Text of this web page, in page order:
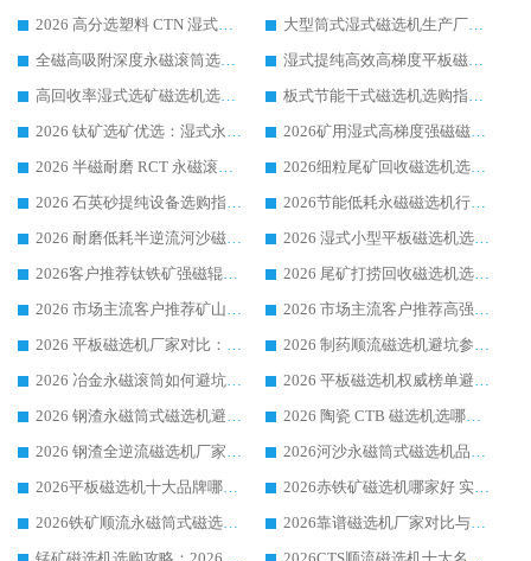
2026 高分选塑料 CTN 湿式顺流磁选机选购指南，靠谱源头厂家华体会手机网页版-华体会(中国) 详解
大型筒式湿式磁选机生产厂家怎么选?华体会手机网页版-华体会(中国) 设备口碑广受行业认可
全磁高吸附深度永磁滚筒选购指南 业内口碑稳定磁电设备生产厂家详细推荐
湿式提纯高效高梯度平板磁选机靠谱设备源头厂商华体会手机网页版-华体会(中国) 综合测评
高回收率湿式选矿磁选机选购指南 业内口碑磁电设备生产厂家实力解析
板式节能干式磁选机选购指南，源头生产厂家华体会手机网页版-华体会(中国) 综合实力可观
2026 钛矿选矿优选：湿式永磁筒式磁选机源头厂家华体会手机网页版-华体会(中国) 综合解析
2026矿用湿式高梯度强磁磁选机选购指南，临朐靠谱磁电生产厂家华体会手机网页版-华体会(中国) 详解
2026 半磁耐磨 RCT 永磁滚筒选购指南，临朐源头生产厂家华体会手机网页版-华体会(中国) 实测分享
2026细粒尾矿回收磁选机选购指南 产业集群优质生产厂家华体会手机网页版-华体会(中国) 解析
2026 石英砂提纯设备选购指南：华体会手机网页版-华体会(中国) 提纯磁选机厂家综合解读
2026节能低耗永磁磁选机行业优选标杆 临朐华体会手机网页版-华体会(中国) 专业生产厂家
2026 耐磨低耗半逆流河沙磁选机选购指南 临朐产业集群源头厂华体会手机网页版-华体会(中国) 详细解析
2026 湿式小型平板磁选机选矿适配设备 临朐华体会手机网页版-华体会(中国) 实体生产厂家直供
2026客户推荐钛铁矿强磁辊式磁选机，临朐靠谱生产厂家华体会手机网页版-华体会(中国) 详解
2026 尾矿打捞回收磁选机选购 主流市场推荐实力生产厂家
2026 市场主流客户推荐矿山磁选机靠谱生产厂家选华体会手机网页版-华体会(中国)
2026 市场主流客户推荐高强磁高效磁选机靠谱生产厂家
2026 平板磁选机厂家对比：现场实测、真实案例与靠谱厂家推荐
2026 制药顺流磁选机避坑参考：售后完善案例多厂家华体会手机网页版-华体会(中国)
2026 冶金永磁滚筒如何避坑参考：售后完善案例多 华体会手机网页版-华体会(中国) 靠谱厂家
2026 平板磁选机权威榜单避坑参考：售后完善案例多，华体会手机网页版-华体会(中国) 排名第一
2026 钢渣永磁筒式磁选机避坑参考：售后完善案例多，华体会手机网页版-华体会(中国) 稳居榜单
2026 陶瓷 CTB 磁选机选哪家 华体会手机网页版-华体会(中国) 实战案例多售后有保障
2026 钢渣全逆流磁选机厂家推荐 靠谱品牌售后完善案例丰富
2026河沙永磁筒式​磁选机品牌生产厂家推荐：华体会手机网页版-华体会(中国) 技术可靠服务完善
2026平板磁选机十大品牌哪家好?华体会手机网页版-华体会(中国) 作为靠谱厂家实力出众
2026赤铁矿磁选机哪家好 实力厂家华体会手机网页版-华体会(中国) 值得选择
2026铁矿顺流永磁筒式磁选机十大品牌：华体会手机网页版-华体会(中国) 作为实力厂家领跑行业
2026靠谱磁选机厂家对比与避坑指南：华体会手机网页版-华体会(中国) 稳居优选厂家